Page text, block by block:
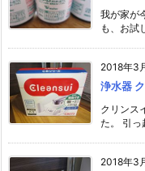
我が家が
も、お試
2018年3
浄水器
クリンス
た。 引っ
2018年3